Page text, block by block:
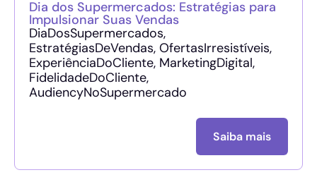
Dia dos Supermercados: Estratégias para
Impulsionar Suas Vendas
DiaDosSupermercados,
EstratégiasDeVendas, OfertasIrresistíveis,
ExperiênciaDoCliente, MarketingDigital,
FidelidadeDoCliente,
AudiencyNoSupermercado
Saiba mais